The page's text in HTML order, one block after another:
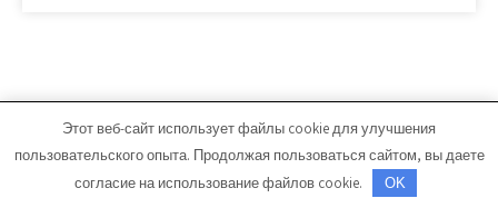
ruslezviya.ru - Работает на WordPress
Тема от Grace Themes
Этот веб-сайт использует файлы cookie для улучшения
пользовательского опыта. Продолжая пользоваться сайтом, вы даете
согласие на использование файлов cookie.
OK